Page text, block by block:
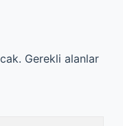
Gerekli alanlar